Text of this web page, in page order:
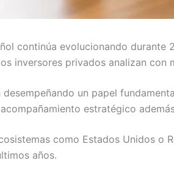
continúa evolucionando
inversores privados analizan
desempeñando un papel
estratégico
como Estados Unidos o
años.